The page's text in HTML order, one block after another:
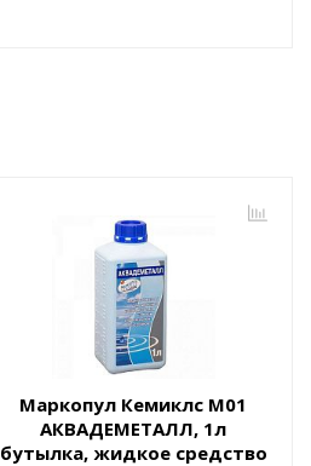
Маркопул Кемиклс М01
АКВАДЕМЕТАЛЛ, 1л
бутылка, жидкое средство